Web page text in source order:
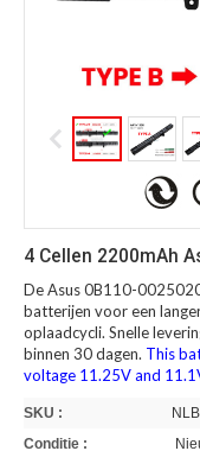
4 Cellen 2200mAh
De Asus 0B110-
batterijen voor een
oplaadcycli. Snelle
binnen 30 dagen. This
voltage 11.25V and
SKU :
Conditie :